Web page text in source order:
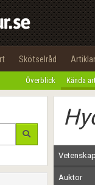
Skötselråd Artiklar
Överblick Kända
Auktor